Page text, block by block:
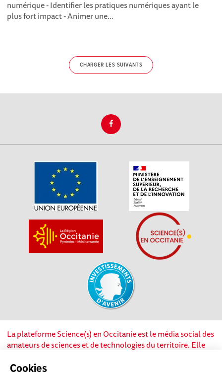
Cookies
numérique - Identifier les pratiques numériques ayant le
plus fort impact - Animer une...
CHARGER LES SUIVANTS
La plateforme Science(s) en Occitanie est le média social des
amateurs de sciences et de technologies du territoire. Elle
soutien de nombreux acteurs locaux. Ce projet est cofinancé